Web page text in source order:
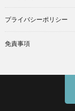
プライバシーポリシー
免責事項